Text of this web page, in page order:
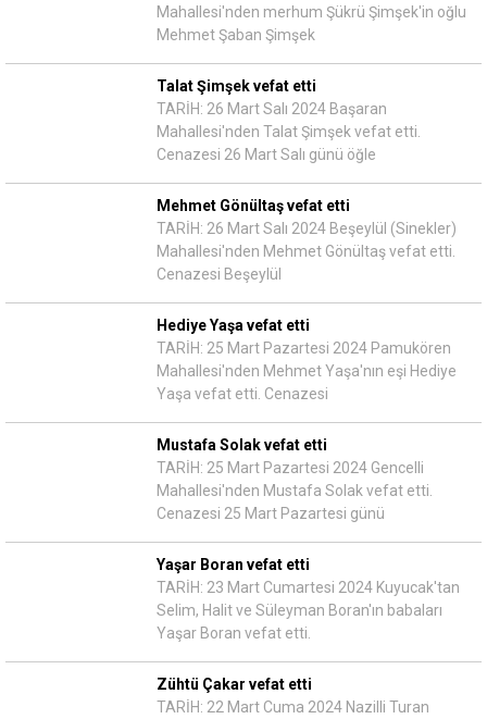
Mahallesi'nden merhum Şükrü Şimşek'in oğlu
Mehmet Şaban Şimşek
Talat Şimşek vefat etti
TARİH: 26 Mart Salı 2024 Başaran
Mahallesi'nden Talat Şimşek vefat etti.
Cenazesi 26 Mart Salı günü öğle
Mehmet Gönültaş vefat etti
TARİH: 26 Mart Salı 2024 Beşeylül (Sinekler)
Mahallesi'nden Mehmet Gönültaş vefat etti.
Cenazesi Beşeylül
Hediye Yaşa vefat etti
TARİH: 25 Mart Pazartesi 2024 Pamukören
Mahallesi'nden Mehmet Yaşa'nın eşi Hediye
Yaşa vefat etti. Cenazesi
Mustafa Solak vefat etti
TARİH: 25 Mart Pazartesi 2024 Gencelli
Mahallesi'nden Mustafa Solak vefat etti.
Cenazesi 25 Mart Pazartesi günü
Yaşar Boran vefat etti
TARİH: 23 Mart Cumartesi 2024 Kuyucak'tan
Selim, Halit ve Süleyman Boran'ın babaları
Yaşar Boran vefat etti.
Zühtü Çakar vefat etti
TARİH: 22 Mart Cuma 2024 Nazilli Turan